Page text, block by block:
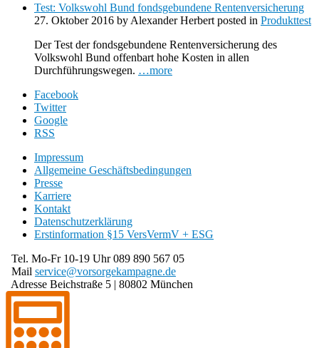
Test: Volkswohl Bund fondsgebundene Rentenversicherung
27. Oktober 2016 by Alexander Herbert posted in Produkttest
Der Test der fondsgebundene Rentenversicherung des
Volkswohl Bund offenbart hohe Kosten in allen
Durchführungswegen. …more
Facebook
Twitter
Google
RSS
Impressum
Allgemeine Geschäftsbedingungen
Presse
Karriere
Kontakt
Datenschutzerklärung
Erstinformation §15 VersVermV + ESG
Tel. Mo-Fr 10-19 Uhr089 890 567 05
Mail service@vorsorgekampagne.de
Adresse Beichstraße 5 | 80802 München